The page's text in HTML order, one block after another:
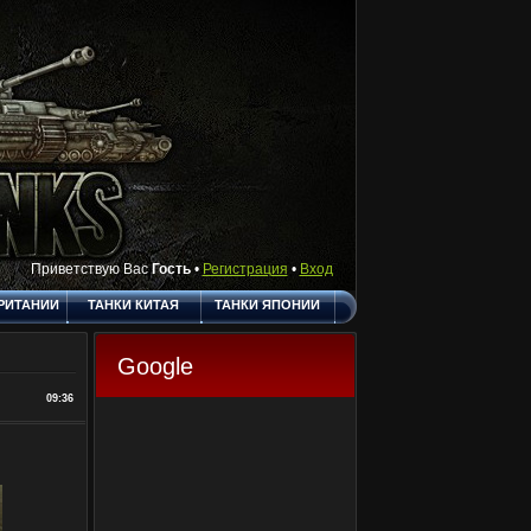
Приветствую Вас Гость•Регистрация • Вход
ТАНКИ КИТАЯ ТАНКИ ЯПОНИИ
ПОЛЕЗНЫЕ
О САЙТЕ
Google
09:36